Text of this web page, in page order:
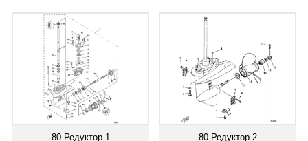
80 Редуктор 1 80 Редуктор 2